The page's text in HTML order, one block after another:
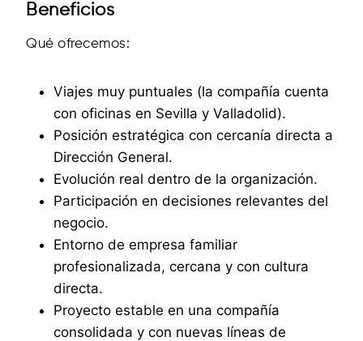
Beneficios
Qué ofrecemos:
Viajes muy puntuales (la compañía cuenta
con oficinas en Sevilla y Valladolid).
Posición estratégica con cercanía directa a
Dirección General.
Evolución real dentro de la organización.
Participación en decisiones relevantes del
negocio.
Entorno de empresa familiar
profesionalizada, cercana y con cultura
directa.
Proyecto estable en una compañía
consolidada y con nuevas líneas de